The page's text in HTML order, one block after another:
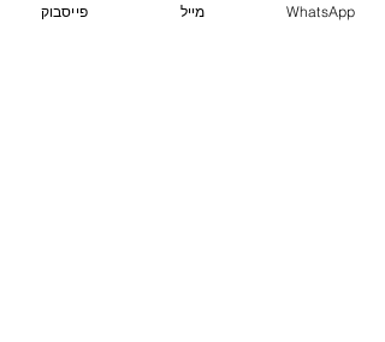
פייסבוק מייל WhatsApp